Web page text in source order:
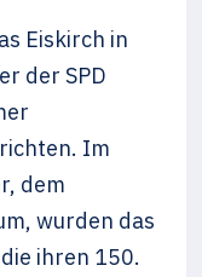
Eiskirch in
der SPD
Im
dem
wurden das
ihren 150.